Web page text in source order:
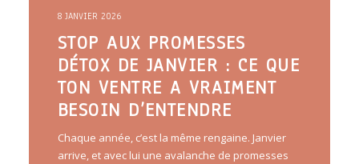
8 JANVIER 2026
STOP AUX PROMESSES
DÉTOX DE JANVIER : CE QUE
TON VENTRE A VRAIMENT
BESOIN D’ENTENDRE
Chaque année, c’est la même rengaine. Janvier
arrive, et avec lui une avalanche de promesses